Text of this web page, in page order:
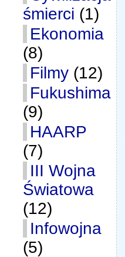
śmierci (1)
Ekonomia
(8)
Filmy (12)
Fukushima
(9)
HAARP
(7)
III Wojna
Światowa
(12)
Infowojna
(5)